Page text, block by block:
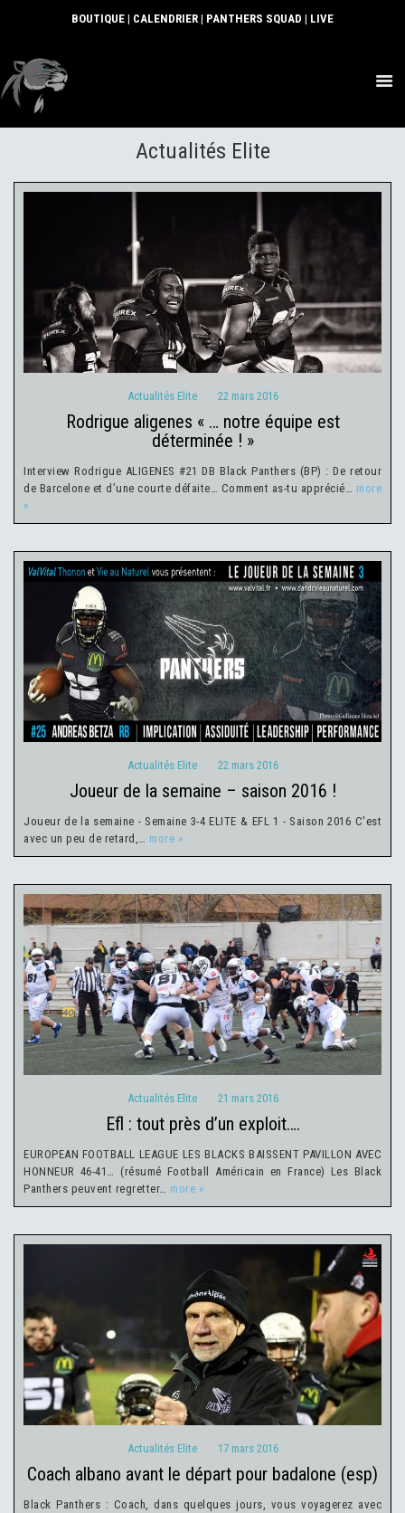
BOUTIQUE | CALENDRIER | PANTHERS SQUAD | LIVE
ACTUS
SECTIONS
COMMUNAUTÉ
PARTENAIRES
CONTACT
Actualités Elite
Actualités Elite 22 mars 2016
Actualités Elite 22 mars 2016
rodrigue aligenes « … notre équipe est
déterminée ! »
Interview Rodrigue ALIGENES #21 DB Black Panthers (BP) : De retour
de Barcelone et d’une courte défaite… Comment as-tu apprécié… more
»
Actualités Elite 22 mars 2016
Actualités Elite 22 mars 2016
joueur de la semaine – saison 2016 !
Joueur de la semaine - Semaine 3-4 ELITE & EFL 1 - Saison 2016 C'est
avec un peu de retard,… more »
Actualités Elite 21 mars 2016
Actualités Elite 21 mars 2016
efl : tout près d’un exploit….
EUROPEAN FOOTBALL LEAGUE LES BLACKS BAISSENT PAVILLON AVEC
HONNEUR 46-41… (résumé Football Américain en France) Les Black
Panthers peuvent regretter… more »
Actualités Elite 17 mars 2016
Actualités Elite 17 mars 2016
coach albano avant le départ pour badalone (esp)
Black Panthers : Coach, dans quelques jours, vous voyagerez avec